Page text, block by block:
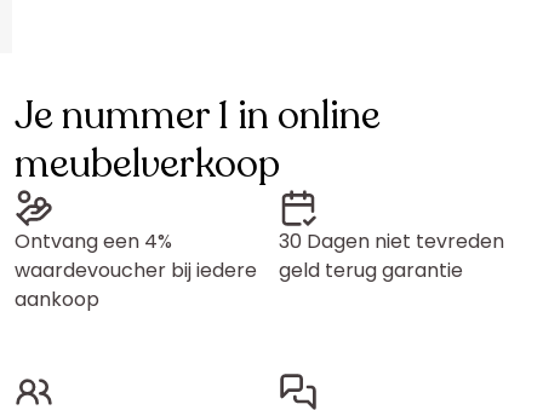
Je nummer 1 in online
meubelverkoop
Ontvang een 4%
waardevoucher bij iedere
aankoop
30 Dagen niet tevreden
geld terug garantie